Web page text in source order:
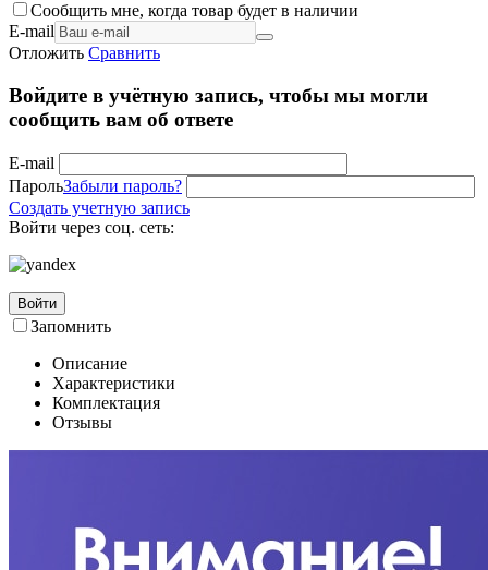
Сообщить мне, когда товар будет в наличии
E-mail
Отложить Сравнить
Войдите в учётную запись, чтобы мы могли
сообщить вам об ответе
E-mail
ПарольЗабыли пароль?
Создать учетную запись
Войти через соц. сеть:
Войти
Запомнить
Описание
Характеристики
Комплектация
Отзывы